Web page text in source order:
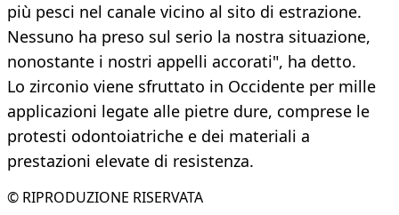
più pesci nel canale vicino al sito di estrazione.
Nessuno ha preso sul serio la nostra situazione,
nonostante i nostri appelli accorati", ha detto.
Lo zirconio viene sfruttato in Occidente per mille
applicazioni legate alle pietre dure, comprese le
protesti odontoiatriche e dei materiali a
prestazioni elevate di resistenza.
© RIPRODUZIONE RISERVATA